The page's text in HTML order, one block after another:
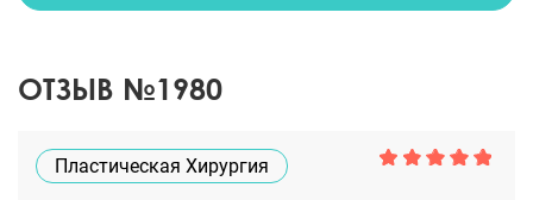
ОТЗЫВ №1980
Пластическая Хирургия